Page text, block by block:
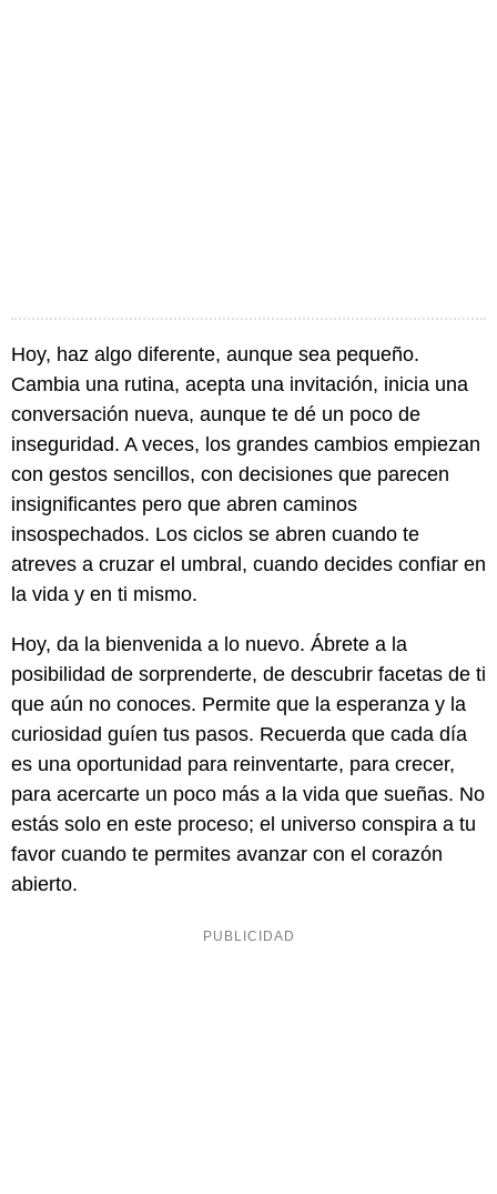
Hoy, haz algo diferente, aunque sea pequeño.
Cambia una rutina, acepta una invitación, inicia una
conversación nueva, aunque te dé un poco de
inseguridad. A veces, los grandes cambios empiezan
con gestos sencillos, con decisiones que parecen
insignificantes pero que abren caminos
insospechados. Los ciclos se abren cuando te
atreves a cruzar el umbral, cuando decides confiar en
la vida y en ti mismo.
Hoy, da la bienvenida a lo nuevo. Ábrete a la
posibilidad de sorprenderte, de descubrir facetas de ti
que aún no conoces. Permite que la esperanza y la
curiosidad guíen tus pasos. Recuerda que cada día
es una oportunidad para reinventarte, para crecer,
para acercarte un poco más a la vida que sueñas. No
estás solo en este proceso; el universo conspira a tu
favor cuando te permites avanzar con el corazón
abierto.